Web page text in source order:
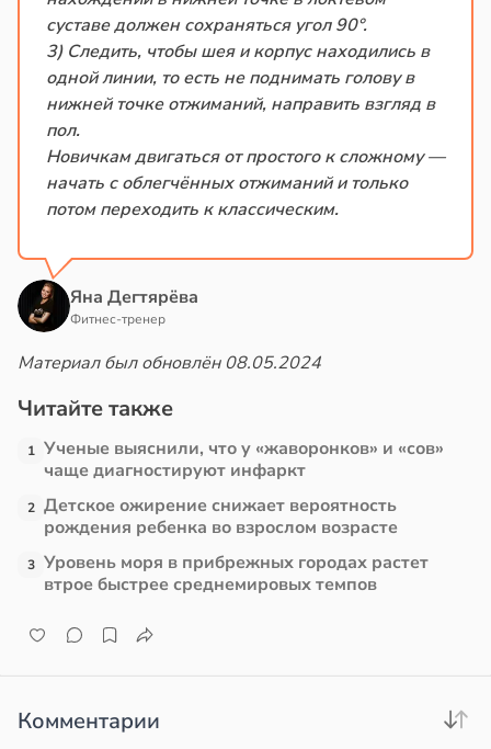
суставе должен сохраняться угол 90°.
3) Следить, чтобы шея и корпус находились в
одной линии, то есть не поднимать голову в
нижней точке отжиманий, направить взгляд в
пол.
Новичкам двигаться от простого к сложному —
начать с облегчённых отжиманий и только
потом переходить к классическим.
Яна Дегтярёва
Фитнес-тренер
Материал был обновлён 08.05.2024
Читайте также
1 Ученые выяснили, что у «жаворонков» и «сов»
чаще диагностируют инфаркт
2 Детское ожирение снижает вероятность
рождения ребенка во взрослом возрасте
3 Уровень моря в прибрежных городах растет
втрое быстрее среднемировых темпов
Комментарии